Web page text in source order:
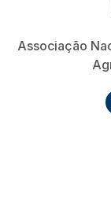
Associação